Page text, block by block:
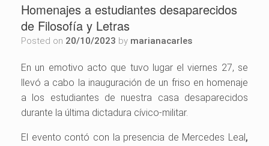
Homenajes a estudiantes desaparecidos
de Filosofía y Letras
Posted on 20/10/2023 by marianacarles
En un emotivo acto que tuvo lugar el viernes 27, se
llevó a cabo la inauguración de un friso en homenaje
a los estudiantes de nuestra casa desaparecidos
durante la última dictadura cívico-militar.
El evento contó con la presencia de Mercedes Leal,